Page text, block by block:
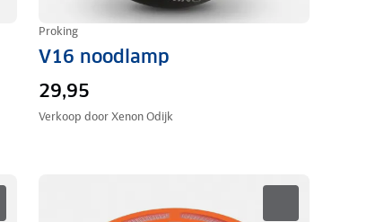
Proking
V16 noodlamp
29,95
Verkoop doorXenon Odijk